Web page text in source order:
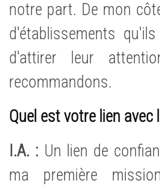
notre part. De mon
d'établissements
d'attirer leur
recommandons.
Quel est votre lien
I.A. : Un lien de
ma première